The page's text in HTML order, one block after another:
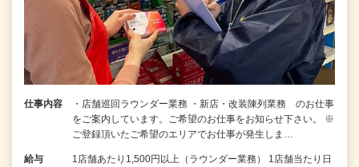
仕事内容
・店舗巡回ラウンダー業務 ・新店・改装陳列業務 のお仕事
をご案内しています。ご希望のお仕事をお知らせ下さい。 ※
ご登録頂いたご希望のエリアでお仕事が発生しま…
給与
1店舗あたり1,500円以上（ラウンダー業務） 1店舗当たり日